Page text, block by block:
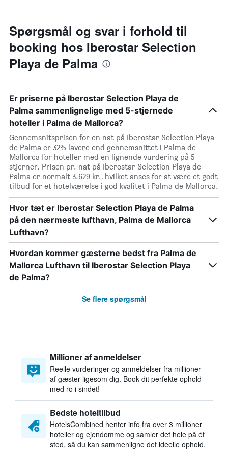
Spørgsmål og svar i forhold til
booking hos Iberostar Selection
Playa de Palma
Er priserne på Iberostar Selection Playa de
Palma sammenlignelige med 5-stjernede
hoteller i Palma de Mallorca?
Gennemsnitsprisen for en nat på Iberostar Selection Playa
de Palma er 32% lavere end gennemsnittet i Palma de
Mallorca for hoteller med en lignende vurdering på 5
stjerner. Prisen pr. nat på Iberostar Selection Playa de
Palma er normalt 3.629 kr., hvilket anses for at være et godt
tilbud for et hotelværelse i god kvalitet i Palma de Mallorca.
Hvor tæt er Iberostar Selection Playa de Palma
på den nærmeste lufthavn, Palma de Mallorca
Lufthavn?
Hvordan kommer gæsterne bedst fra Palma de
Mallorca Lufthavn til Iberostar Selection Playa
de Palma?
Se flere spørgsmål
Millioner af anmeldelser
Reelle vurderinger og anmeldelser fra millioner
af gæster ligesom dig. Book dit perfekte ophold
med ro i sindet!
Bedste hoteltilbud
HotelsCombined henter info fra over 3 millioner
hoteller og ejendomme og samler det hele på ét
sted, så du kan sammenligne det ideelle ophold.